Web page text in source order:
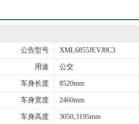
公告型号 XML6855JEVJ0C3
用途 公交
车身长度 8520mm
车身宽度 2460mm
车身高度 3050,3195mm